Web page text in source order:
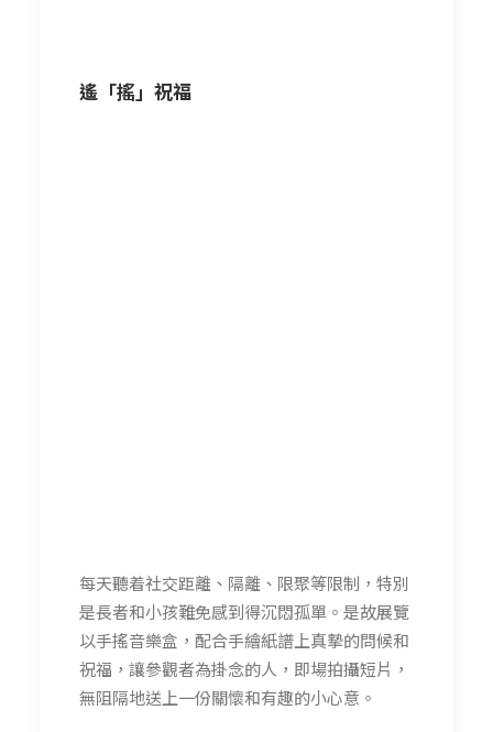
遙「搖」祝福
每天聽着社交距離、隔離、限聚等限制，特別
是長者和小孩難免感到得沉悶孤單。是故展覽
以手搖音樂盒，配合手繪紙譜上真摯的問候和
祝福，讓參觀者為掛念的人，即場拍攝短片，
無阻隔地送上一份關懷和有趣的小心意。